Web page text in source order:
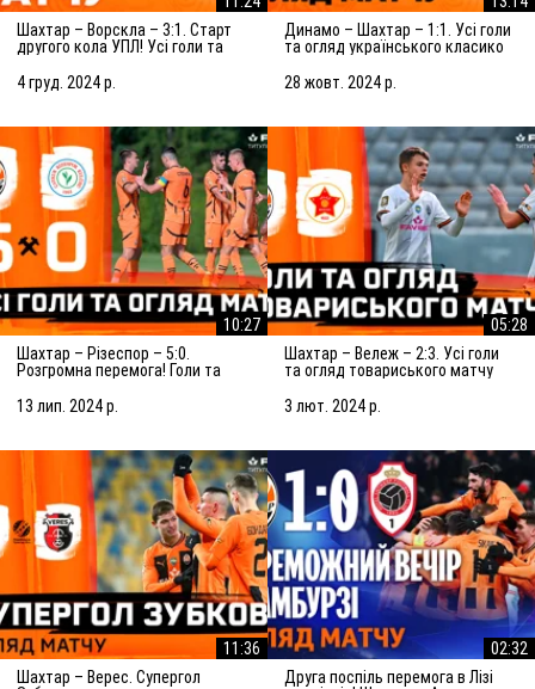
Шахтар – Ворскла – 3:1. Старт
другого кола УПЛ! Усі голи та
4 груд. 2024 р.
Динамо – Шахтар – 1:1. Усі голи
та огляд українського класико
28 жовт. 2024 р.
10:27
Шахтар – Різеспор – 5:0.
Розгромна перемога! Голи та
13 лип. 2024 р.
05:28
Шахтар – Вележ – 2:3. Усі голи
та огляд товариського матчу
3 лют. 2024 р.
11:36
Шахтар – Верес. Супергол
02:32
Друга поспіль перемога в Лізі